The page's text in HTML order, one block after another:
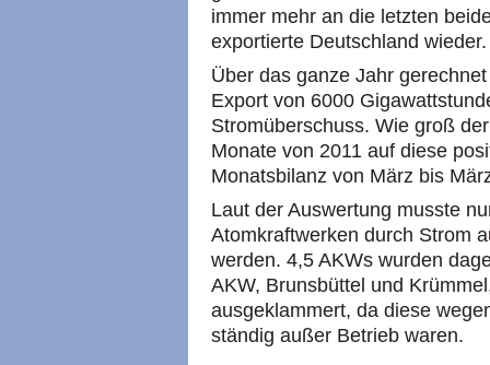
immer mehr an die letzten
exportierte Deutschland wieder.
Über das ganze Jahr
Export von 6000
Stromüberschuss. Wie groß
Monate von 2011 auf diese
Monatsbilanz von März bis
Laut der Auswertung musste
Atomkraftwerken durch Strom
werden. 4,5 AKWs wurden
AKW, Brunsbüttel und
ausgeklammert, da diese
ständig außer Betrieb waren.